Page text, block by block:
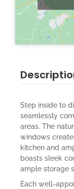
Step inside to
seamlessly
areas. The
windows
kitchen and
boasts sleek
ample storage
Each well-